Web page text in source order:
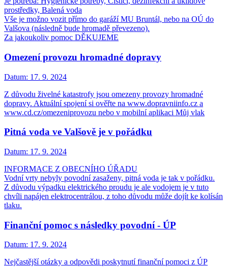
prostředky, Balená voda
Vše je možno vozit přímo do garáží MU Bruntál, nebo na OÚ do
Valšova (následně bude hromadě převezeno).
Za jakoukoliv pomoc DĚKUJEME
Omezení provozu hromadné dopravy
Datum: 17. 9. 2024
Z důvodu živelné katastrofy jsou omezeny provozy hromadné
dopravy. Aktuální spojení si ověřte na www.dopravniinfo.cz a
www.cd.cz/omezeniprovozu nebo v mobilní aplikaci Můj vlak
Pitná voda ve Valšově je v pořádku
Datum: 17. 9. 2024
INFORMACE Z OBECNÍHO ÚŘADU
Vodní vrty nebyly povodní zasaženy, pitná voda je tak v pořádku.
Z důvodu výpadku elektrického proudu je ale vodojem je v tuto
chvíli napájen elektrocentrálou, z toho důvodu může dojít ke kolísán
tlaku.
Finanční pomoc s následky povodní - ÚP
Datum: 17. 9. 2024
Nejčastější otázky a odpovědi poskytnutí finanční pomoci z ÚP